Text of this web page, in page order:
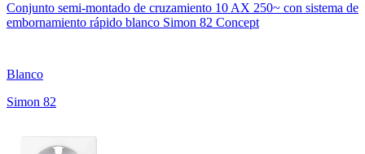
Conjunto semi-montado de cruzamiento 10 AX 250~ con sistema de
embornamiento rápido blanco Simon 82 Concept
Blanco
Simon 82